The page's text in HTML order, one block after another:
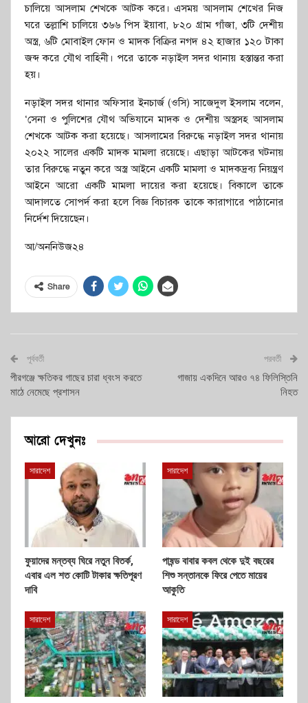
চালিয়ে আসলাম শেখকে আটক করে। এসময় আসলাম শেখের নিজ
ঘরে তল্লাশি চালিয়ে ৩৬৬ পিস ইয়াবা, ৮২০ গ্রাম গাঁজা, ৩টি দেশীয়
অস্ত্র, ৬টি মোবাইল ফোন ও মাদক বিক্রির নগদ ৪২ হাজার ১২০ টাকা
জব্দ করে যৌথ বাহিনী। পরে তাকে নড়াইল সদর থানায় হস্তান্তর করা
হয়।
নড়াইল সদর থানার অফিসার ইনচার্জ (ওসি) সাজেদুল ইসলাম বলেন,
‘সেনা ও পুলিশের যৌথ অভিযানে মাদক ও দেশীয় অস্ত্রসহ আসলাম
শেখকে আটক করা হয়েছে। আসলামের বিরুদ্ধে নড়াইল সদর থানায়
২০২২ সালের একটি মাদক মামলা রয়েছে। এছাড়া আটকের ঘটনায়
তার বিরুদ্ধে নতুন করে অস্ত্র আইনে একটি মামলা ও মাদকদ্রব্য নিয়ন্ত্রণ
আইনে আরো একটি মামলা দায়ের করা হয়েছে। বিকালে তাকে
আদালতে সোপর্দ করা হলে বিজ্ঞ বিচারক তাকে কারাগারে পাঠানোর
নির্দেশ দিয়েছেন।
আ/অননিউজ২৪
Share
পূর্ববর্তী
পীরগঞ্জে ক্ষতিকর গাছের চারা ধ্বংস করতে
মাঠে নেমেছে প্রশাসন
পরবর্তী
গাজায় একদিনে আরও ৭৪ ফিলিস্তিনি
নিহত
আরো দেখুনঃ
সারাদেশ
ফুয়াদের মন্তব্য ঘিরে নতুন বিতর্ক,
এবার এল শত কোটি টাকার ক্ষতিপূরণ
দাবি
সারাদেশ
পাষন্ড বাবার কবল থেকে দুই বছরের
শিশু সন্তানকে ফিরে পেতে মায়ের
আকুতি
সারাদেশ সারাদেশ